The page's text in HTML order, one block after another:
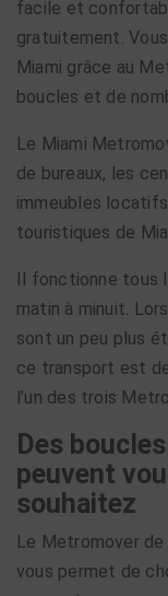
facile et
gratuitement.
Miami grâce au
boucles et de
Le Miami
de bureaux, les
immeubles
touristiques de
Il fonctionne tous
matin à minuit.
sont un peu plus
ce transport est
l’un des trois
Des
peuvent
souhaitez
Le Metromover
vous permet de